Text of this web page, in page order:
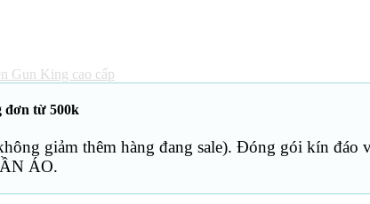
Gun King cao cấp
đơn từ 500k
giảm thêm hàng đang sale). Đóng gói kín đáo
ÁO.